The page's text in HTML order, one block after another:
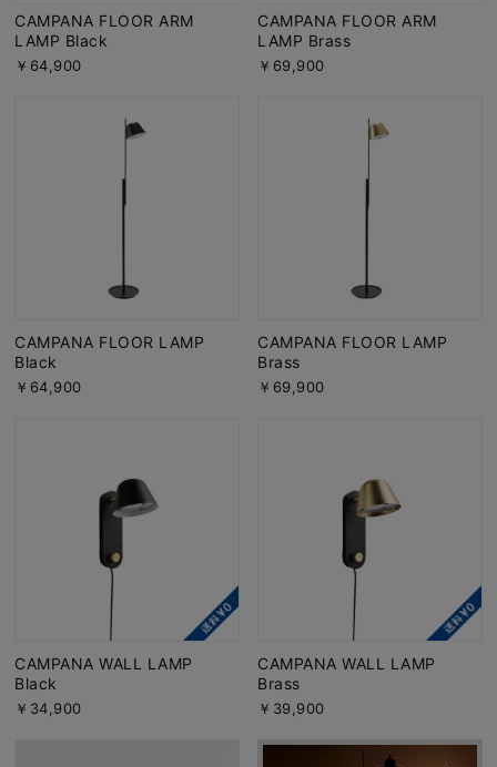
CAMPANA FLOOR ARM
LAMP Black
￥64,900
CAMPANA FLOOR ARM
LAMP Brass
￥69,900
CAMPANA FLOOR LAMP
Black
￥64,900
CAMPANA FLOOR LAMP
Brass
￥69,900
CAMPANA WALL LAMP
Black
￥34,900
CAMPANA WALL LAMP
Brass
￥39,900